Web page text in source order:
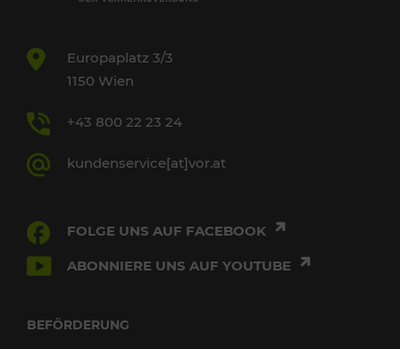
Europaplatz 3/3
1150 Wien
+43 800 22 23 24
kundenservice[at]vor.at
FOLGE UNS AUF FACEBOOK
ABONNIERE UNS AUF YOUTUBE
BEFÖRDERUNG